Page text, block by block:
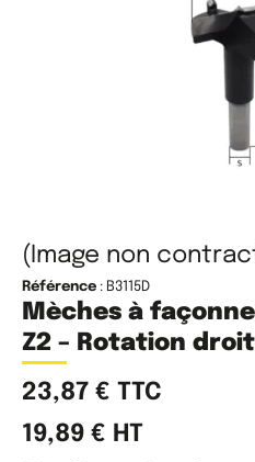
(Image non
Référence : B3115D
Mèches à
Z2 – Rotation
23,87 € TTC
19,89 € HT